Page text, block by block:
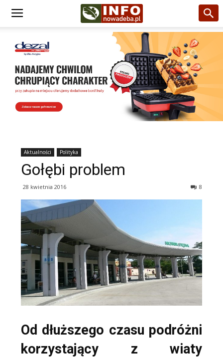
Aktualności Polityka
Gołębi problem
28 kwietnia 2016 8
Od dłuższego czasu podróżni
korzystający z wiaty